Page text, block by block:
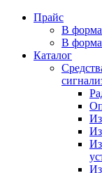
Прайс
В
В
Каталог